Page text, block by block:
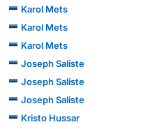
Karol Mets
Karol Mets
Karol Mets
Joseph Saliste
Joseph Saliste
Joseph Saliste
Kristo Hussar